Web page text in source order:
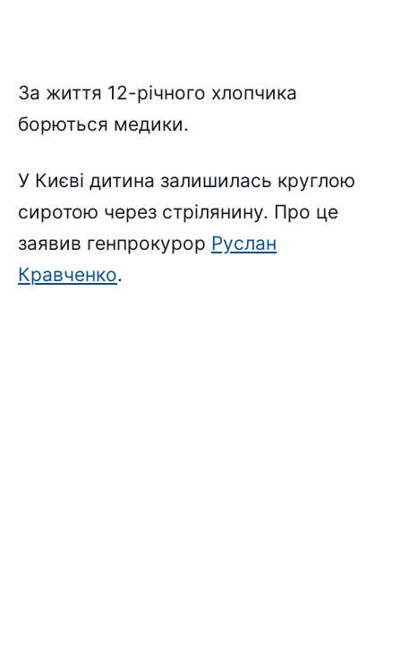
За життя 12-річного хлопчика
борються медики.
У Києві дитина залишилась круглою
сиротою через стрілянину. Про це
заявив генпрокурор Руслан
Кравченко.